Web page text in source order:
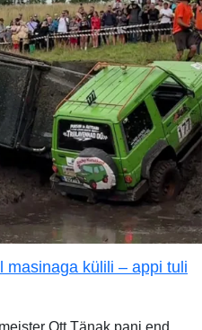
masinaga külili – appi tuli